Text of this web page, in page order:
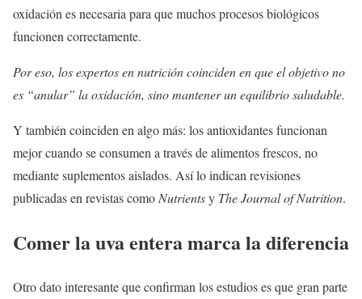
oxidación es necesaria para que muchos procesos biológicos
funcionen correctamente.
Por eso, los expertos en nutrición coinciden en que el objetivo no
es “anular” la oxidación, sino mantener un equilibrio saludable.
Y también coinciden en algo más: los antioxidantes funcionan
mejor cuando se consumen a través de alimentos frescos, no
mediante suplementos aislados. Así lo indican revisiones
publicadas en revistas como Nutrientsy The Journal of Nutrition.
Comer la uva entera marca la diferencia
Otro dato interesante que confirman los estudios es que gran parte